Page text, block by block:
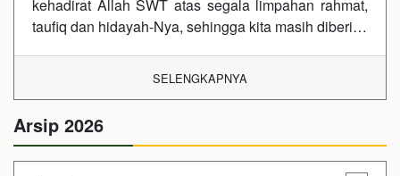
kehadirat Allah SWT atas segala limpahan rahmat,
taufiq dan hidayah-Nya, sehingga kita masih diberi…
SELENGKAPNYA
Arsip 2026